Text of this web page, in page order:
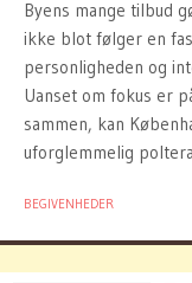
Byens mange tilbud
ikke blot følger en
personligheden og
Uanset om fokus er
sammen, kan
uforglemmelig
BEGIVENHEDER